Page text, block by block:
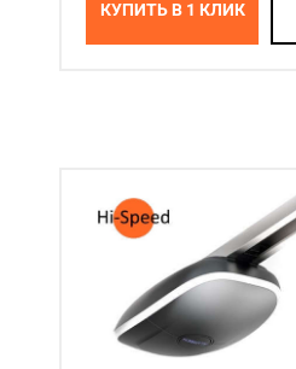
КУПИТЬ В 1 КЛИК